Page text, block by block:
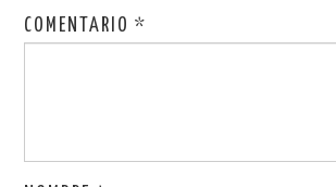
COMENTARIO*